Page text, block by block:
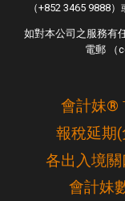
（+852 3465 9888
如對本公司之服務有
電郵 （
會計妹®
報稅延期
各出入境
會計妹